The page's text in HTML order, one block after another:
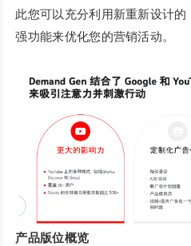
此您可以充分利用新重新设计
强功能来优化您的营销活动。
产品版位概览